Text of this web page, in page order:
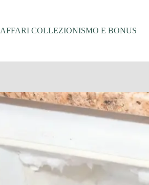
AFFARI COLLEZIONISMO E BONUS